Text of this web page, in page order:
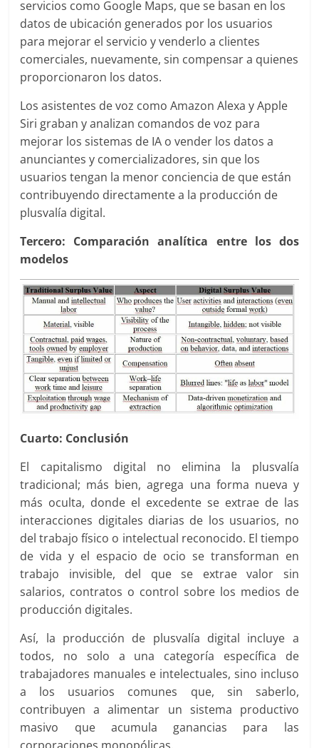
servicios como Google Maps, que se basan en los
datos de ubicación generados por los usuarios
para mejorar el servicio y venderlo a clientes
comerciales, nuevamente, sin compensar a quienes
proporcionaron los datos.
Los asistentes de voz como Amazon Alexa y Apple
Siri graban y analizan comandos de voz para
mejorar los sistemas de IA o vender los datos a
anunciantes y comercializadores, sin que los
usuarios tengan la menor conciencia de que están
contribuyendo directamente a la producción de
plusvalía digital.
Tercero: Comparación analítica entre los dos
modelos
Cuarto: Conclusión
El capitalismo digital no elimina la plusvalía
tradicional; más bien, agrega una forma nueva y
más oculta, donde el excedente se extrae de las
interacciones digitales diarias de los usuarios, no
del trabajo físico o intelectual reconocido. El tiempo
de vida y el espacio de ocio se transforman en
trabajo invisible, del que se extrae valor sin
salarios, contratos o control sobre los medios de
producción digitales.
Así, la producción de plusvalía digital incluye a
todos, no solo a una categoría específica de
trabajadores manuales e intelectuales, sino incluso
a los usuarios comunes que, sin saberlo,
contribuyen a alimentar un sistema productivo
masivo que acumula ganancias para las